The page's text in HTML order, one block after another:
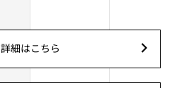
詳細はこちら